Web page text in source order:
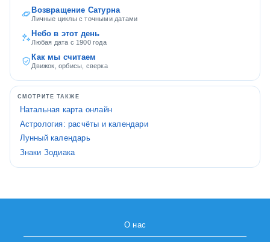
Возвращение Сатурна
Личные циклы с точными датами
Небо в этот день
Любая дата с 1900 года
Как мы считаем
Движок, орбисы, сверка
СМОТРИТЕ ТАКЖЕ
Натальная карта онлайн
Астрология: расчёты и календари
Лунный календарь
Знаки Зодиака
О нас